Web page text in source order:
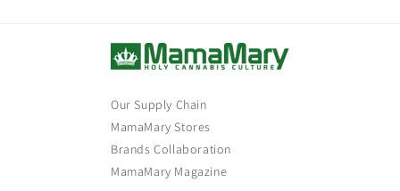
Our Supply Chain
MamaMary Stores
Brands Collaboration
MamaMary Magazine